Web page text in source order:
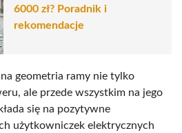
6000 zł? Poradnik i
rekomendacje
geometria ramy nie tylko
ale przede wszystkim na jego
się na pozytywne
użytkowniczek elektrycznych